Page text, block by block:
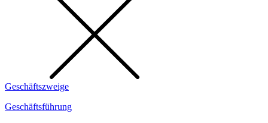
Geschäftszweige
Geschäftsführung